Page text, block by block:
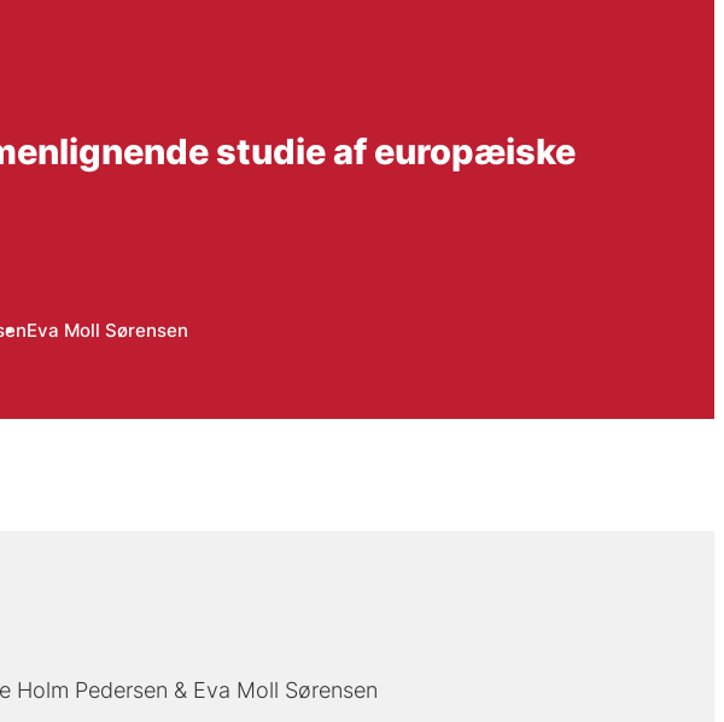
studie af europæiske
Eva Moll Sørensen
Holm Pedersen Eva Moll Sørensen